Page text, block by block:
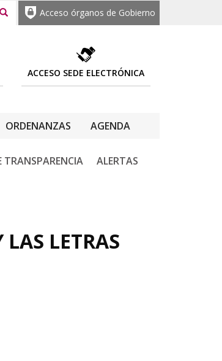
Acceso órganos de Gobierno
ACCESO SEDE ELECTRÓNICA
ORDENANZAS AGENDA
TRANSPARENCIA ALERTAS
LETRAS